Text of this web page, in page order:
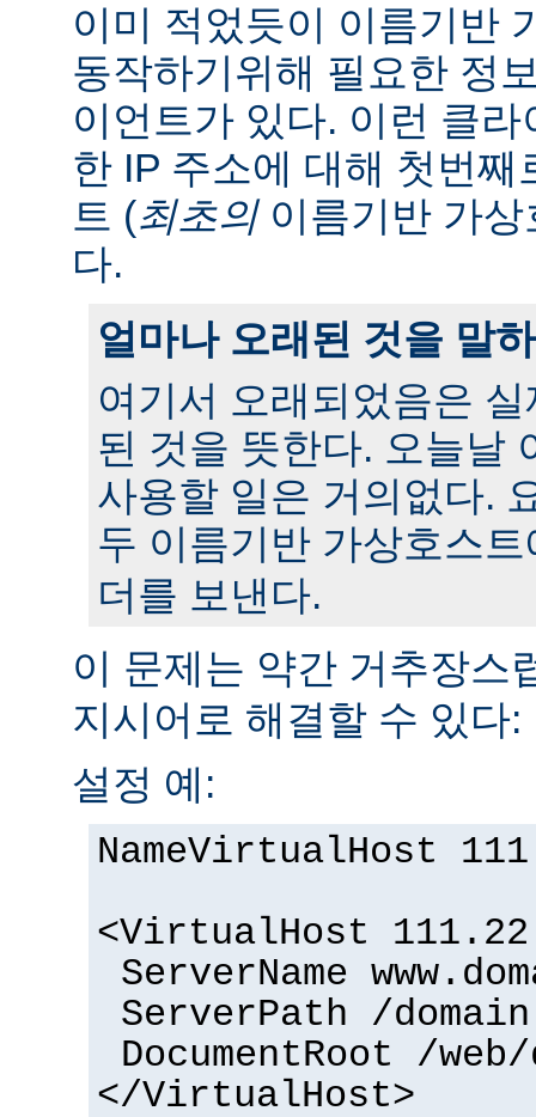
이미 적었듯이 이름기반
동작하기위해 필요한 정
이언트가 있다. 이런 클
한 IP 주소에 대해 첫번
트 (최초의이름기반 가상
다.
얼마나 오래된 것을 말
여기서 오래되었음은
된 것을 뜻한다. 오늘날
사용할 일은 거의없다.
두 이름기반 가상호스
더를 보낸다.
이 문제는 약간 거추장스
지시어로 해결할 수 있다:
설정 예:
NameVirtualHost
<VirtualHost
ServerName
ServerPath /domain
DocumentRoot /web/
</VirtualHost>